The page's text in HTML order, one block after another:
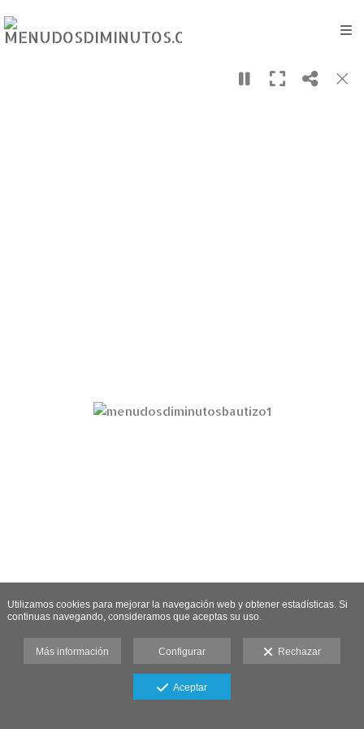
Utilizamos cookies para mejorar la navegación web y obtener estadísticas. Si
continuas navegando, consideramos que aceptas su uso.
Más información Configurar Rechazar
Aceptar